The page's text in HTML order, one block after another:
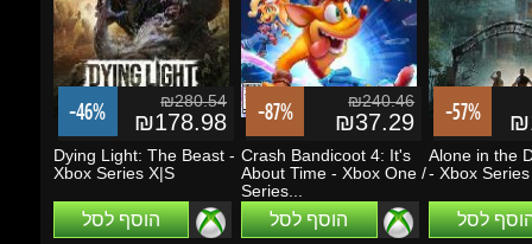
Dying Light: The Beast -
Xbox Series X|S
הוסף לסל
Crash Bandicoot 4: It's
About Time - Xbox One /
Series...
הוסף לסל
Alone in the
- Xbox Series
הוסף לסל
מבצעים ועדכונים
הזן את כתובת הדוא"ל שלך כדי להירשם לעדכונים ומבצעים
Go